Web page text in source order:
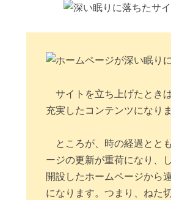
ok r
es
t
bl
r
サイトを立ち上げたとき
充実したコンテンツになり
ところが、時の経過とと
ージの更新が重荷になり、
開設したホームページから
になります。つまり、ねた